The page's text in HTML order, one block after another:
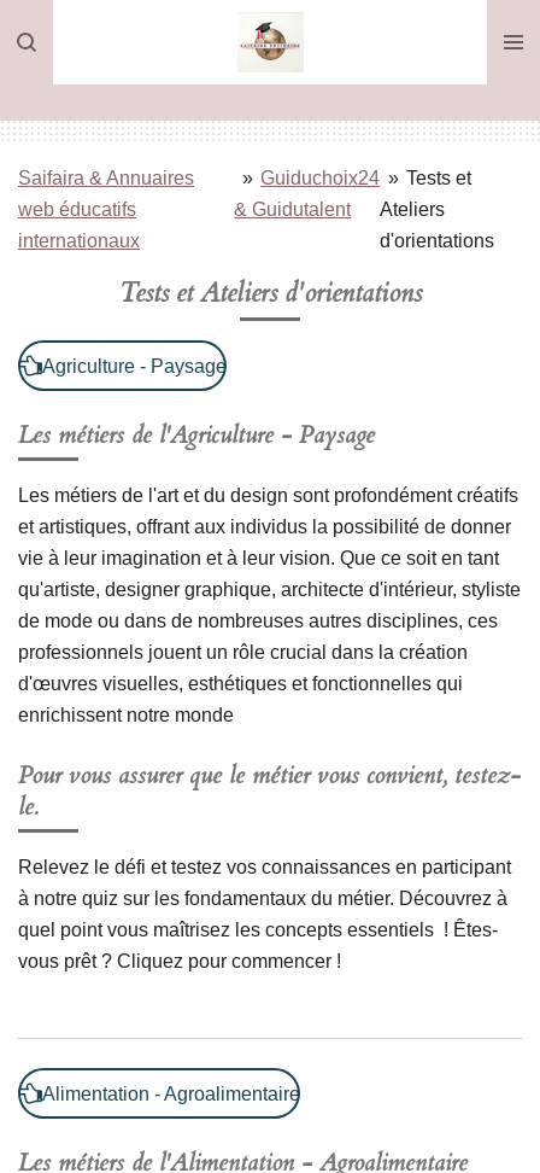
au
contenu
principal
Saifaira & Annuaires
web éducatifs
internationaux
» Guiduchoix24
& Guidutalent
» Tests et
Ateliers
d'orientations
Tests et Ateliers d'orientations
Agriculture - Paysage
Les métiers de l'Agriculture - Paysage
Les métiers de l'art et du design sont profondément créatifs
et artistiques, offrant aux individus la possibilité de donner
vie à leur imagination et à leur vision. Que ce soit en tant
qu'artiste, designer graphique, architecte d'intérieur, styliste
de mode ou dans de nombreuses autres disciplines, ces
professionnels jouent un rôle crucial dans la création
d'œuvres visuelles, esthétiques et fonctionnelles qui
enrichissent notre monde
Pour vous assurer que le métier vous convient, testez-
le.
Relevez le défi et testez vos connaissances en participant
à notre quiz sur les fondamentaux du métier. Découvrez à
quel point vous maîtrisez les concepts essentiels ! Êtes-
vous prêt ? Cliquez pour commencer !
Alimentation - Agroalimentaire
Les métiers de l'Alimentation - Agroalimentaire